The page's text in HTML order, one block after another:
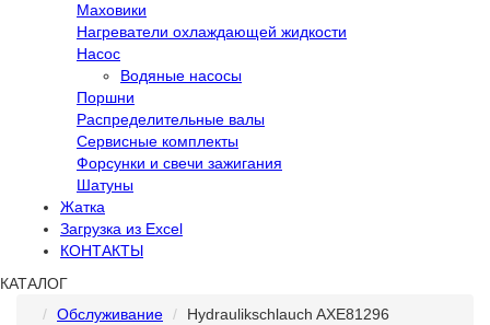
Маховики
Нагреватели охлаждающей жидкости
Насос
Водяные насосы
Поршни
Распределительные валы
Сервисные комплекты
Форсунки и свечи зажигания
Шатуны
Жатка
Загрузка из Excel
КОНТАКТЫ
КАТАЛОГ
Обслуживание
Hydraulikschlauch AXE81296